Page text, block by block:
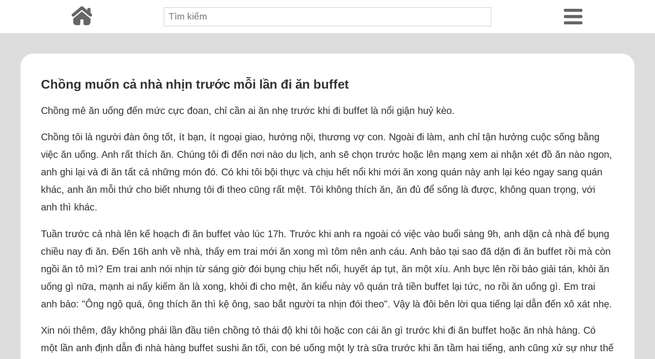
Chồng muốn cả nhà nhịn trước mỗi lần đi ăn buffet
Chồng mê ăn uống đến mức cực đoan, chỉ cần ai ăn nhẹ trước khi đi buffet là nổi giận huỷ kèo.
Chồng tôi là người đàn ông tốt, ít bạn, ít ngoại giao, hướng nội, thương vợ con. Ngoài đi làm, anh chỉ tận hưởng cuộc sống bằng
việc ăn uống. Anh rất thích ăn. Chúng tôi đi đến nơi nào du lịch, anh sẽ chọn trước hoặc lên mạng xem ai nhận xét đồ ăn nào ngon,
anh ghi lại và đi ăn tất cả những món đó. Có khi tôi bội thực và chịu hết nổi khi mới ăn xong quán này anh lại kéo ngay sang quán
khác, anh ăn mỗi thứ cho biết nhưng tôi đi theo cũng rất mệt. Tôi không thích ăn, ăn đủ để sống là được, không quan trọng, với
anh thì khác.
Tuần trước cả nhà lên kế hoạch đi ăn buffet vào lúc 17h. Trước khi anh ra ngoài có việc vào buổi sáng 9h, anh dặn cả nhà để bụng
chiều nay đi ăn. Đến 16h anh về nhà, thấy em trai mới ăn xong mì tôm nên anh cáu. Anh bảo tại sao đã dặn đi ăn buffet rồi mà còn
ngồi ăn tô mì? Em trai anh nói nhịn từ sáng giờ đói bụng chịu hết nổi, huyết áp tụt, ăn một xíu. Anh bực lên rồi bảo giải tán, khỏi ăn
uống gì nữa, mạnh ai nấy kiếm ăn là xong, khỏi đi cho mệt, ăn kiểu này vô quán trả tiền buffet lại tức, no rồi ăn uống gì. Em trai
anh bảo: "Ông ngộ quá, ông thích ăn thì kệ ông, sao bắt người ta nhịn đói theo". Vậy là đôi bên lời qua tiếng lại dẫn đến xô xát nhẹ.
Xin nói thêm, đây không phải lần đầu tiên chồng tỏ thái độ khi tôi hoặc con cái ăn gì trước khi đi ăn buffet hoặc ăn nhà hàng. Có
một lần anh định dẫn đi nhà hàng buffet sushi ăn tối, con bé uống một ly trà sữa trước khi ăn tầm hai tiếng, anh cũng xử sự như thế